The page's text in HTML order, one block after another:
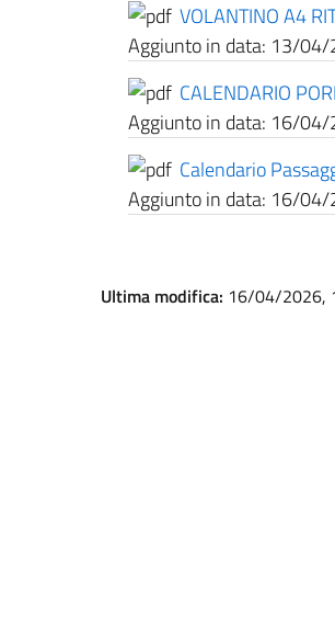
VOLANTINO A4
Aggiunto in data: 13/04/
CALENDARIO
Aggiunto in data: 16/04/
Calendario
Aggiunto in data: 16/04/
Ultima modifica: 16/04/2026,